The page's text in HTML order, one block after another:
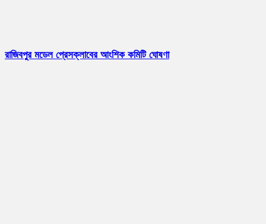
রাজিবপুর মডেল প্রেসক্লাবের আংশিক কমিটি ঘোষণা